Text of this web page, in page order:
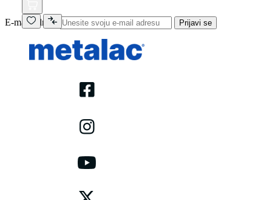
E-mail adresa Prijavi se